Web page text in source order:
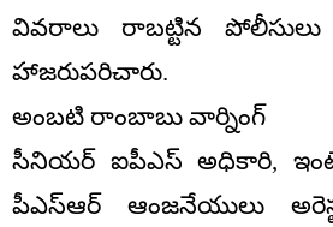
వివ‌రాలు రాబ‌ట్టిన పోలీసులు
హాజ‌రుప‌రిచారు.
అంబటి రాంబాబు వార్నింగ్
సీనియర్ ఐపీఎస్ అధికారి,
పీఎస్ఆర్ ఆంజనేయులు